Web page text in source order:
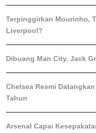
Terpinggirkan Mourinho,
Liverpool?
Dibuang Man City, Jack
Chelsea Resmi
Tahun
Arsenal Capai